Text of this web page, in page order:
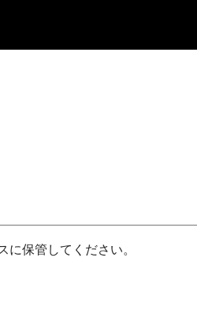
保管してください。